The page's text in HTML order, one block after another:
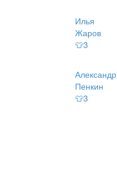
Илья
Жаров
👕3
Александр
Пенкин
👕3